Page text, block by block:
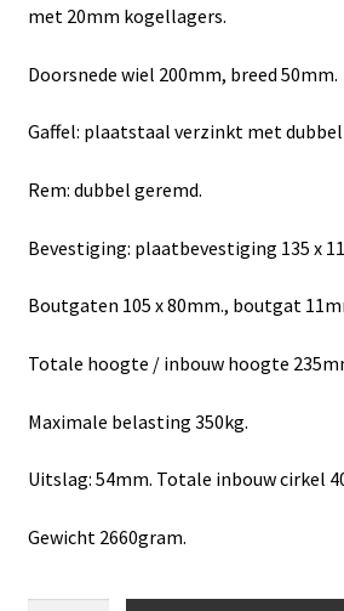
met 20mm kogellagers.
Doorsnede wiel 200mm, breed 50mm.
Gaffel: plaatstaal verzinkt met
Rem: dubbel geremd.
Bevestiging: plaatbevestiging 135 x
Boutgaten 105 x 80mm., boutgat
Totale hoogte / inbouw hoogte
Maximale belasting 350kg.
Uitslag: 54mm. Totale inbouw cirkel
Gewicht 2660gram.